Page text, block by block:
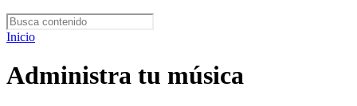
Inicio
Administra tu música